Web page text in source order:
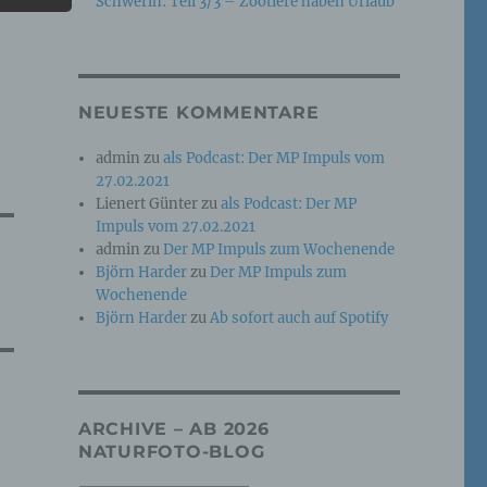
NEUESTE KOMMENTARE
admin zuals Podcast: Der MP Impuls vom
27.02.2021
Lienert Günterzuals Podcast: Der MP
Impuls vom 27.02.2021
admin zuDer MP Impuls zum Wochenende
Björn HarderzuDer MP Impuls zum
Wochenende
Björn HarderzuAb sofort auch auf Spotify
ARCHIVE – AB 2026
NATURFOTO-BLOG